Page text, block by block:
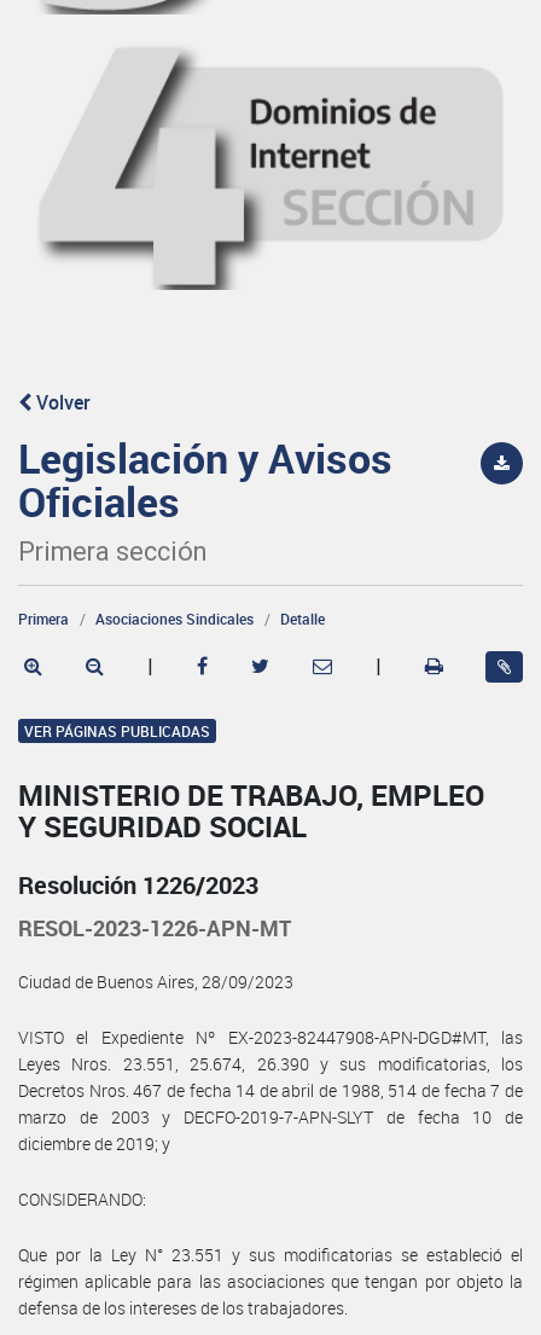
Volver
Legislación y Avisos
Oficiales
Primera sección
Primera Asociaciones Sindicales Detalle
| |
VER PÁGINAS PUBLICADAS
MINISTERIO DE TRABAJO, EMPLEO
Y SEGURIDAD SOCIAL
Resolución 1226/2023
RESOL-2023-1226-APN-MT
Ciudad de Buenos Aires, 28/09/2023
VISTO el Expediente Nº EX-2023-82447908-APN-DGD#MT, las
Leyes Nros. 23.551, 25.674, 26.390 y sus modificatorias, los
Decretos Nros. 467 de fecha 14 de abril de 1988, 514 de fecha 7 de
marzo de 2003 y DECFO-2019-7-APN-SLYT de fecha 10 de
diciembre de 2019; y
CONSIDERANDO:
Que por la Ley N° 23.551 y sus modificatorias se estableció el
régimen aplicable para las asociaciones que tengan por objeto la
defensa de los intereses de los trabajadores.